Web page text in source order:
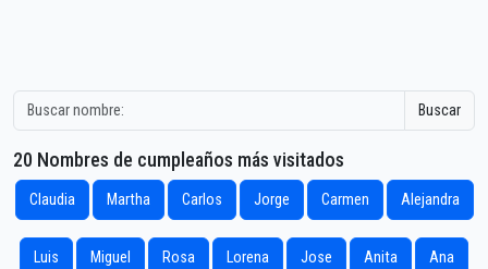
Buscar
20 Nombres de cumpleaños más visitados
Claudia Martha Carlos Jorge Carmen Alejandra
Luis Miguel Rosa Lorena Jose Anita Ana